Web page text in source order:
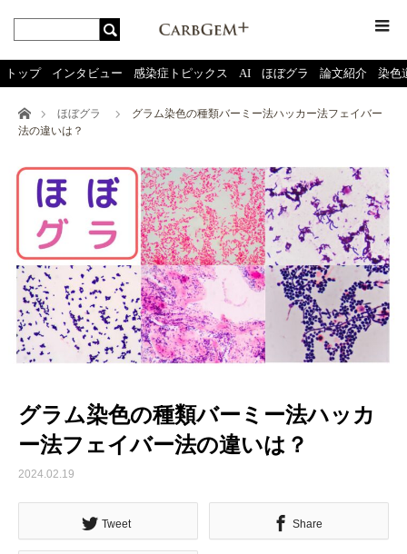
トップ インタビュー 感染症トピックス AI ほぼグラ 論文紹介 染色
ホームほぼグラ
グラム染色の種類バーミー法ハッカー法フェイバー
法の違いは？
グラム染色の種類バーミー法ハッカ
ー法フェイバー法の違いは？
2024.02.19
Tweet Share